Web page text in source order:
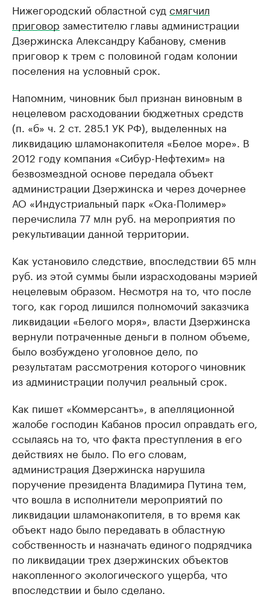
Нижегородский областной суд смягчил
приговор заместителю главы администрации
Дзержинска Александру Кабанову, сменив
приговор к трем с половиной годам колонии
поселения на условный срок.
Напомним, чиновник был признан виновным в
нецелевом расходовании бюджетных средств
(п. «б» ч. 2 ст. 285.1 УК РФ), выделенных на
ликвидацию шламонакопителя «Белое море». В
2012 году компания «​Сибур-Нефтехим» на
безвозмездной основе передала объект
администрации Дзержинска и через дочернее
АО «Индустриальный парк «Ока-Полимер»
перечислила 77 млн руб. на мероприятия по
рекультивации данной территории.
Как установило следствие, впоследствии 65 млн
руб. из этой суммы были израсходованы мэрией
нецелевым образом. Несмотря на то, что после
того, как город лишился полномочий заказчика
ликвидации «Белого моря», власти Дзержинска
вернули потраченные деньги в полном объеме,
было возбуждено уголовное дело, по
результатам рассмотрения которого чиновник
из администрации получил реальный срок.
Как пишет «Коммерсантъ», в апелляционной
жалобе господин Кабанов просил оправдать его,
ссылаясь на то, что факта преступления в его
действиях не было. По его словам,
администрация Дзержинска нарушила
поручение президента Владимира Путина тем,
что вошла в исполнители мероприятий по
ликвидации шламонакопителя, в то время как
объект надо было передавать в областную
собственность и назначать единого подрядчика
по ликвидации трех дзержинских объектов
накопленного экологического ущерба, что
впоследствии и было сделано.